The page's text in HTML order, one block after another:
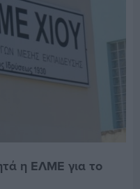
η ΕΛΜΕ για το